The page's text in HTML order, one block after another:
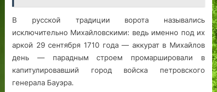
В русской традиции ворота назывались
исключительно Михайловскими: ведь именно под их
аркой 29 сентября 1710 года — аккурат в Михайлов
день — парадным строем промаршировали в
капитулировавший город войска петровского
генерала Бауэра.